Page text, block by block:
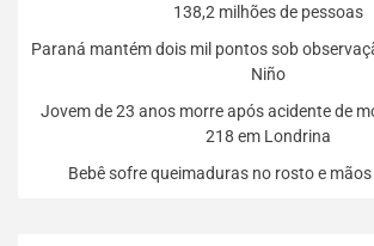
138,2 milhões de pessoas
Paraná mantém dois mil pontos sob
Niño
Jovem de 23 anos morre após acidente de
218 em Londrina
Bebê sofre queimaduras no rosto e